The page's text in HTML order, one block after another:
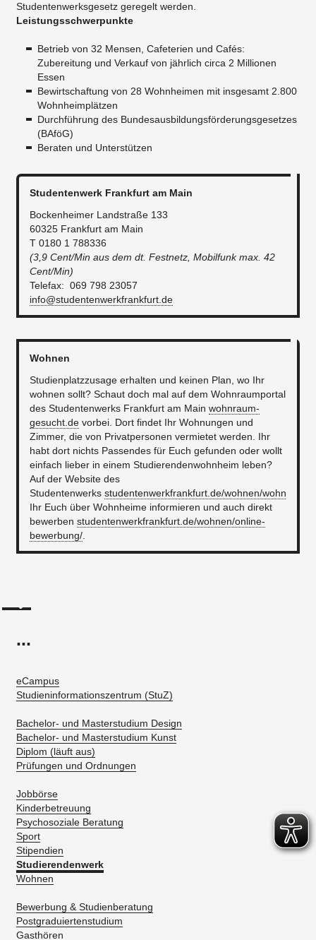
Studentenwerksgesetz geregelt werden.
Leistungsschwerpunkte
Betrieb von 32 Mensen, Cafeterien und Cafés:
Zubereitung und Verkauf von jährlich circa 2 Millionen
Essen
Bewirtschaftung von 28 Wohnheimen mit insgesamt 2.800
Wohnheimplätzen
Durchführung des Bundesausbildungsförderungsgesetzes
(BAföG)
Beraten und Unterstützen
Studentenwerk Frankfurt am Main
Bockenheimer Landstraße 133
60325 Frankfurt am Main
T 0180 1 788336
(3,9 Cent/Min aus dem dt. Festnetz, Mobilfunk max. 42
Cent/Min)
Telefax: 069 798 23057
info@studentenwerkfrankfurt.de
Wohnen
Studienplatzzusage erhalten und keinen Plan, wo Ihr
wohnen sollt? Schaut doch mal auf dem Wohnraumportal
des Studentenwerks Frankfurt am Main wohnraum-
gesucht.de vorbei. Dort findet Ihr Wohnungen und
Zimmer, die von Privatpersonen vermietet werden. Ihr
habt dort nichts Passendes für Euch gefunden oder wollt
einfach lieber in einem Studierendenwohnheim leben?
Auf der Website des
Studentenwerks studentenwerkfrankfurt.de/wohnen/wohnheime/
Ihr Euch über Wohnheime informieren und auch direkt
bewerben studentenwerkfrankfurt.de/wohnen/online-
bewerbung/.
...
eCampus
Studieninformationszentrum (StuZ)
Bachelor- und Masterstudium Design
Bachelor- und Masterstudium Kunst
Diplom (läuft aus)
Prüfungen und Ordnungen
Jobbörse
Kinderbetreuung
Psychosoziale Beratung
Sport
Stipendien
Studierendenwerk
Wohnen
Bewerbung & Studienberatung
Postgraduiertenstudium
Gasthören